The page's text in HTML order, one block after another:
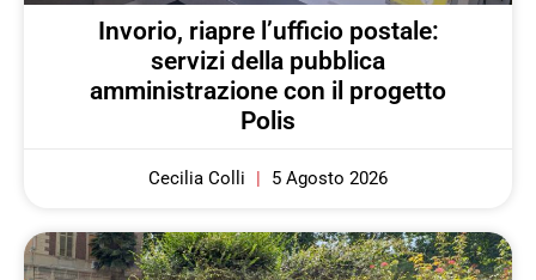
Invorio, riapre l’ufficio postale:
servizi della pubblica
amministrazione con il progetto
Polis
Cecilia Colli 5 Agosto 2026